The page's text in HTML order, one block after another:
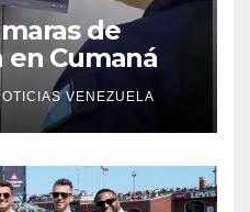
de
Cumaná
VENEZUELA